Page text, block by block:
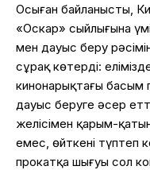
Осыған байланысты,
«Оскар» сыйлығына
мен дауыс беру
сұрақ көтерді:
кинонарықтағы басым
дауыс беруге әсер
желісімен қарым-
емес, өйткені түптеп
прокатқа шығуы сол